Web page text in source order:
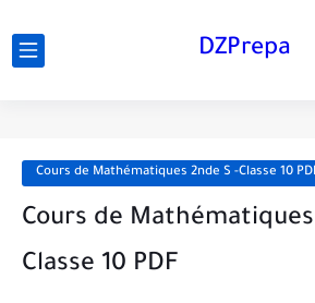
DZPrepa
Cours de Mathématiques 2nde S -Classe 10
Cours de
Classe 10 PDF